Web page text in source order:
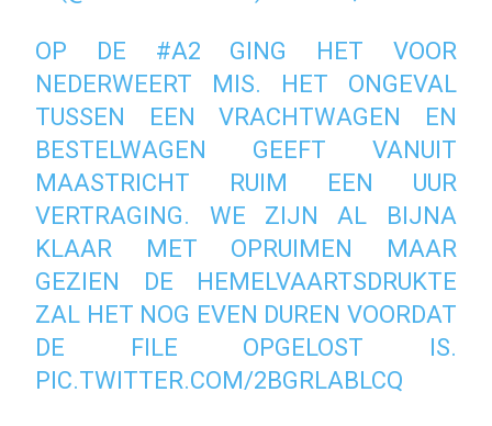
OP DE #A2 GING HET VOOR
NEDERWEERT MIS. HET ONGEVAL
TUSSEN EEN VRACHTWAGEN EN
BESTELWAGEN GEEFT VANUIT
MAASTRICHT RUIM EEN UUR
VERTRAGING. WE ZIJN AL BIJNA
KLAAR MET OPRUIMEN MAAR
GEZIEN DE HEMELVAARTSDRUKTE
ZAL HET NOG EVEN DUREN VOORDAT
DE FILE OPGELOST IS.
PIC.TWITTER.COM/2BGRLABLCQ